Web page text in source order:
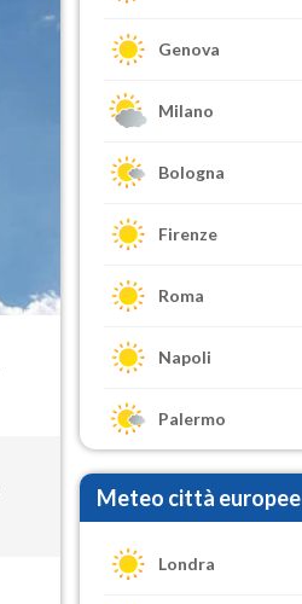
Genova
Milano
Bologna
Firenze
Roma
Napoli
Palermo
Meteo città europee
Londra